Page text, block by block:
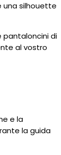
una silhouette
pantaloncini di
al vostro
e la
la guida